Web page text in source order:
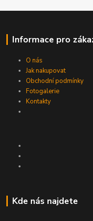
Informace pro
O nás
Jak nakupovat
Obchodní podmínky
Fotogalerie
Kontakty
Kde nás najdete